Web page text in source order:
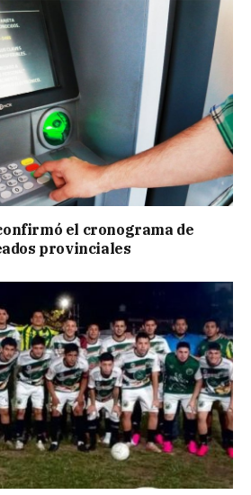
el cronograma de
provinciales